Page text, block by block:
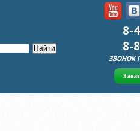
8-
8-
ЗВОНОК